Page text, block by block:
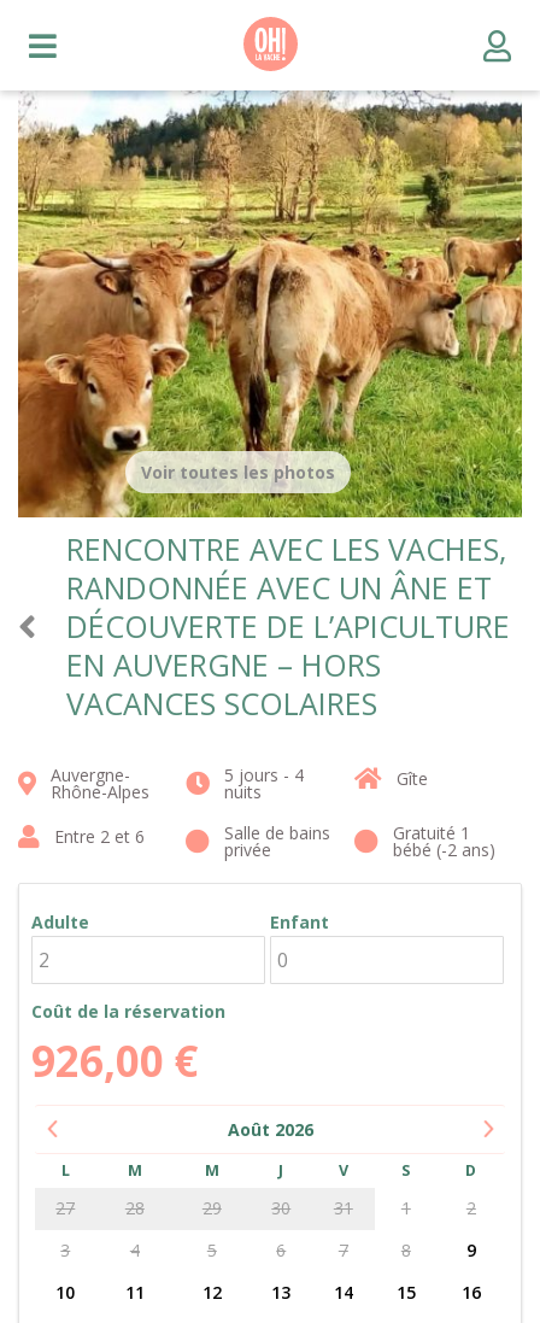
RENCONTRE AVEC LES VACHES,
RANDONNÉE AVEC UN ÂNE ET
DÉCOUVERTE DE L’APICULTURE
EN AUVERGNE – HORS
VACANCES SCOLAIRES
Voir toutes les photos
Auvergne-
Rhône-Alpes
5 jours - 4
nuits
Gîte
Entre 2 et 6 Salle de bains
privée
Gratuité 1
bébé (-2 ans)
Adulte Enfant
Coût de la réservation
926,00 €
Août 2026
L M M J V S D
27 28 29 30 31 1
2
3
4 5 6 7 8
9
10
11 12 13 14 15
16